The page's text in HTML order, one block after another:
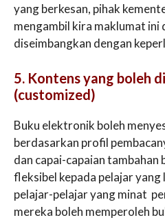
yang berkesan, pihak
mengambil kira maklumat ini
diseimbangkan dengan
5. Kontens yang boleh
(customized)
Buku elektronik boleh
berdasarkan profil
dan capai-capaian tambahan
fleksibel kepada pelajar yang
pelajar-pelajar yang minat
mereka boleh memperoleh